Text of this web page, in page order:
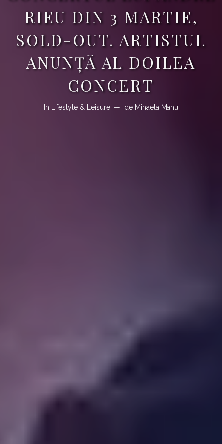
RIEU DIN 3 MARTIE,
SOLD-OUT. ARTISTUL
ANUNȚĂ AL DOILEA
CONCERT
In Lifestyle & Leisure de Mihaela Manu